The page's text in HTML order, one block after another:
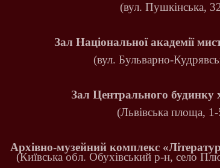
(вул. Пушкінська,
Зал Національної академії
(вул. Бульварно-
Зал Центрального будинку
(Львівська площа,
Архівно-музейний комплекс
(Київська обл. Обухівський р-н, село